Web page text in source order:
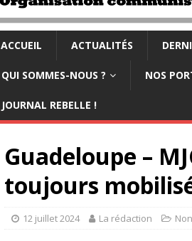
ACCUEIL ACTUALITÉS
QUI SOMMES-NOUS ? NOS
JOURNAL REBELLE !
Guadeloupe –
toujours
12 juillet 2024 La rédaction